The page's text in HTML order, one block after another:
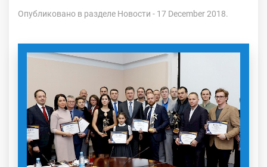
Опубликовано в разделе Новости - 17 December 2018.